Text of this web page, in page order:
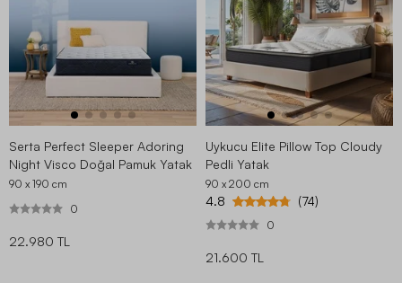
Serta Perfect Sleeper Adoring
Night Visco Doğal Pamuk Yatak
90 x 190 cm
0
22.980 TL
Uykucu Elite Pillow Top Cloudy
Pedli Yatak
90 x 200 cm
4.8 (74)
0
21.600 TL